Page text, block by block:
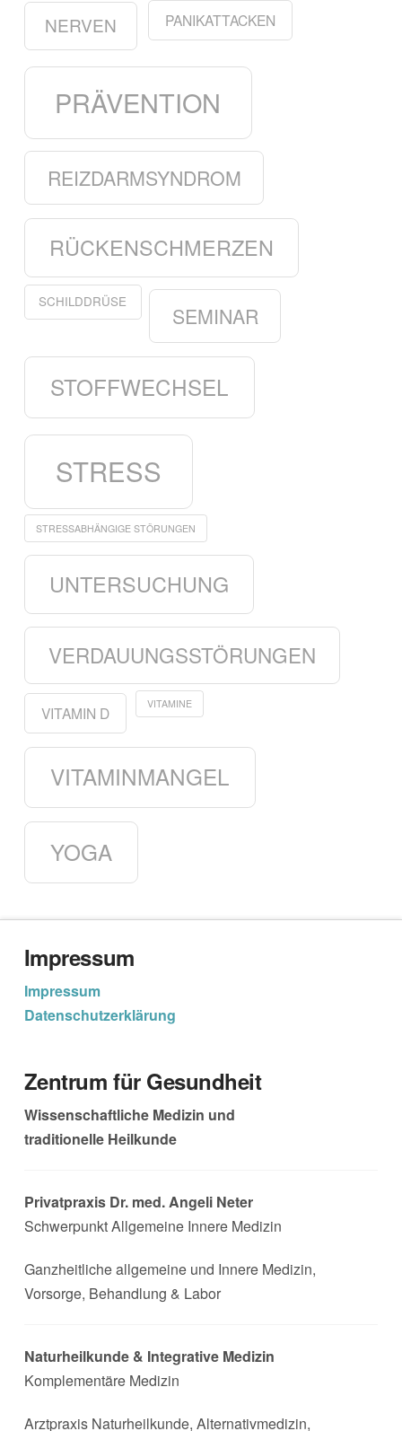
NERVEN PANIKATTACKEN
PRÄVENTION
REIZDARMSYNDROM
RÜCKENSCHMERZEN
SCHILDDRÜSE SEMINAR
STOFFWECHSEL
STRESS
STRESSABHÄNGIGE STÖRUNGEN
UNTERSUCHUNG
VERDAUUNGSSTÖRUNGEN
VITAMIN D VITAMINE
VITAMINMANGEL
YOGA
Impressum
Impressum
Datenschutzerklärung
Zentrum für Gesundheit
Wissenschaftliche Medizin und
traditionelle Heilkunde
Privatpraxis Dr. med. Angeli Neter
Schwerpunkt Allgemeine Innere Medizin
Ganzheitliche allgemeine und Innere Medizin,
Vorsorge, Behandlung & Labor
Naturheilkunde & Integrative Medizin
Komplementäre Medizin
Arztpraxis Naturheilkunde, Alternativmedizin,